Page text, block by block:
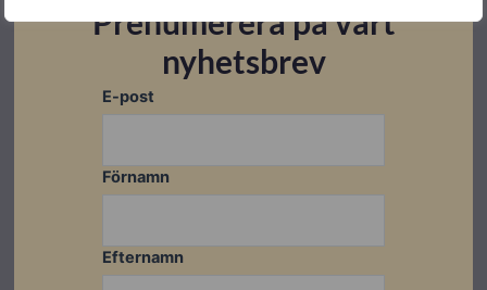
Datablad
Kompabiliteter
Montageanvisningar
Prenumerera på vårt
nyhetsbrev
E-post
Förnamn
Efternamn